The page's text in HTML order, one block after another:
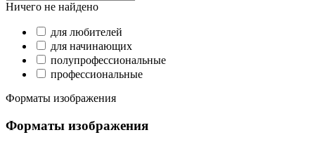
Ничего не найдено
для любителей
для начинающих
полупрофессиональные
профессиональные
Форматы изображения
Форматы изображения